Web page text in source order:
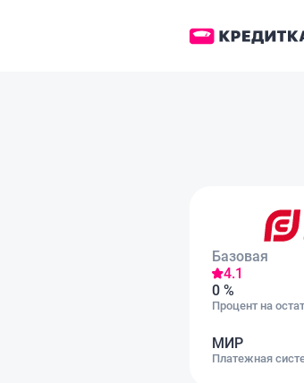
Базовая
4.1
0 %
Процент на
МИР
Платежная